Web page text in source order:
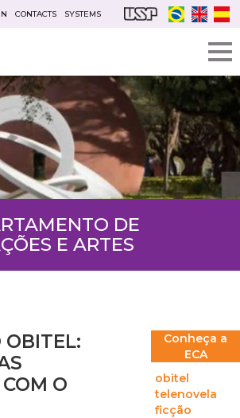
CONTACTS SYSTEMS
DE
E ARTES
OBITEL:
O
Conheça a
ECA
obitel
telenovela
ficção